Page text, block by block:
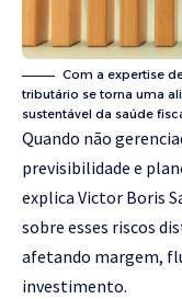
Com a expertise
tributário se torna uma
sustentável da saúde
Quando não
previsibilidade e
explica Victor Boris
sobre esses riscos
afetando margem,
investimento.